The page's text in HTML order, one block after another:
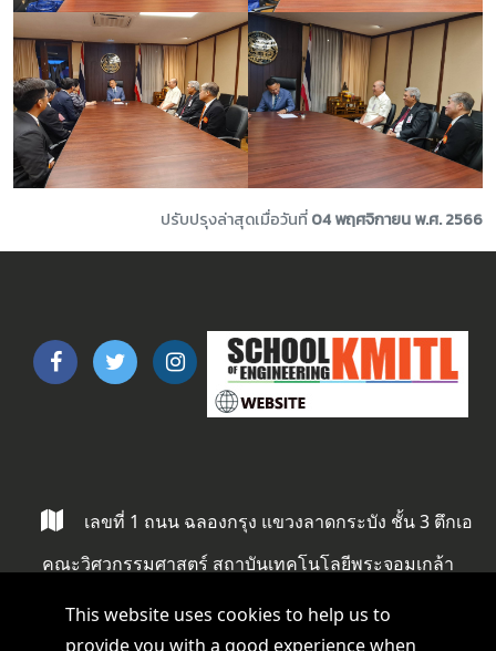
ปรับปรุงล่าสุดเมื่อวันที่04 พฤศจิกายน พ.ศ. 2566
This website uses cookies to help us to
provide you with a good experience when
เลขที่ 1 ถนน ฉลองกรุง แขวงลาดกระบัง ชั้น 3 ตึกเอ
คณะวิศวกรรมศาสตร์ สถาบันเทคโนโลยีพระจอมเกล้า